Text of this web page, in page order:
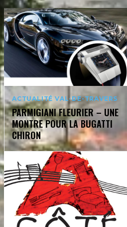
ACTUALITÉ VAL-DE-TRAVERS
PARMIGIANI FLEURIER – UNE
MONTRE POUR LA BUGATTI
CHIRON